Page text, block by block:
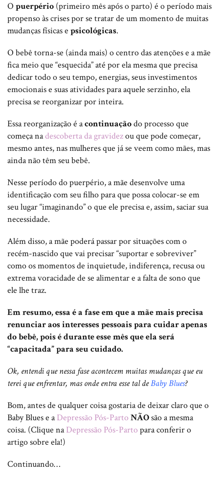
O puerpério (primeiro mês após o parto) é o período mais
propenso às crises por se tratar de um momento de muitas
mudanças físicas e psicológicas.
O bebê torna-se (ainda mais) o centro das atenções e a mãe
fica meio que “esquecida” até por ela mesma que precisa
dedicar todo o seu tempo, energias, seus investimentos
emocionais e suas atividades para aquele serzinho, ela
precisa se reorganizar por inteira.
Essa reorganização é acontinuaçãodo processo que
começa nadescoberta da gravidezou que pode começar,
mesmo antes, nas mulheres que já se veem como mães, mas
ainda não têm seu bebê.
Nesse período do puerpério, a mãe desenvolve uma
identificação com seu filho para que possa colocar-se em
seu lugar “imaginando” o que ele precisa e, assim, saciar sua
necessidade.
Além disso, a mãe poderá passar por situações com o
recém-nascido que vai precisar “suportar e sobreviver”
como os momentos de inquietude, indiferença, recusa ou
extrema voracidade de se alimentar e a falta de sono que
ele lhe traz.
Em resumo, essa é a fase em que a mãe mais precisa
renunciar aos interesses pessoais para cuidar apenas
do bebê, pois é durante esse mês que ela será
“capacitada” para seu cuidado.
Ok, entendi que nessa fase acontecem muitas mudanças que eu
terei que enfrentar, mas onde entra esse tal deBaby Blues?
Bom, antes de qualquer coisa gostaria de deixar claro que o
Baby Blues e aDepressão Pós-PartoNÃOsão a mesma
coisa. (Clique naDepressão Pós-Partopara conferir o
artigo sobre ela!)
Continuando…